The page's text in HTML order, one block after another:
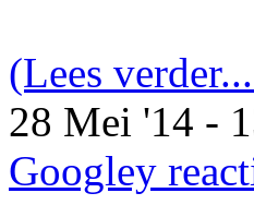
(Lees
28 Mei '14 -
Googley